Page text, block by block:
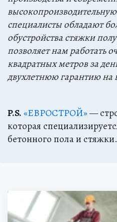
специалисты обладают
обустройства стяжки
позволяет нам работать
квадратных метров за
двухлетнюю гарантию
P.S.«ЕВРОСТРОЙ»—
которая
бетонного пола и стяжки.